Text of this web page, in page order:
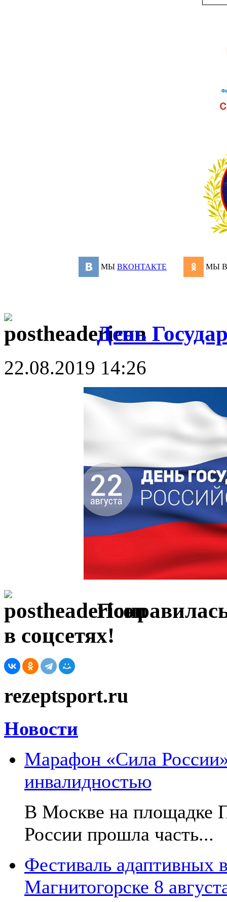
МЫ ВКОНТАКТЕ МЫ
День
22.08.2019 14:26
в соцсетях!
rezeptsport.ru
Новости
Марафон «Сила
инвалидностью
В Москве на площадке
России прошла часть...
Фестиваль адаптивных
Магнитогорске 8